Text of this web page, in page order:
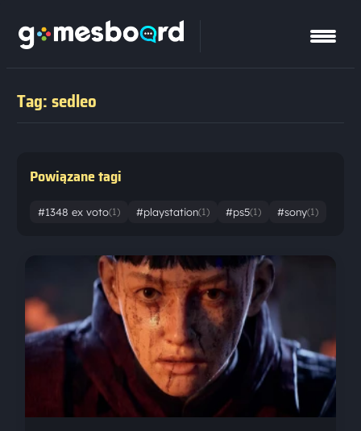
Tag: sedleo
Powiązane tagi
#1348 ex voto(1) #playstation(1) #ps5(1) #sony(1)